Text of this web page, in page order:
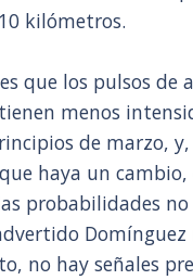
kilómetros.
que los pulsos de
menos
de marzo,
haya un cambio,
probabilidades
Domínguez
no hay señales